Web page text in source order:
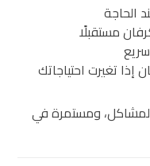
الحاجة
مستقبلًا
إذا تغيرت احتياجاتك
ومستمرة في